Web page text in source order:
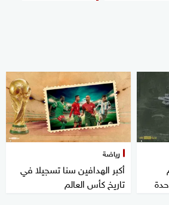
رياضة
أكبر الهدافين سنا تسجيلا في
تاريخ كأس العالم